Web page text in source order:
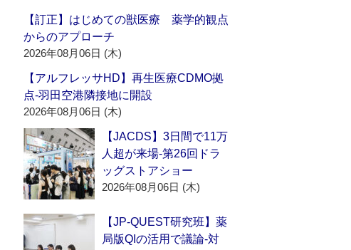
【訂正】はじめての獣医療 薬学的観点
からのアプローチ
2026年08月06日 (木)
【アルフレッサHD】再生医療CDMO拠
点‐羽田空港隣接地に開設
2026年08月06日 (木)
【JACDS】3日間で11万
人超が来場‐第26回ドラ
ッグストアショー
2026年08月06日 (木)
【JP-QUEST研究班】薬
局版QIの活用で議論‐対